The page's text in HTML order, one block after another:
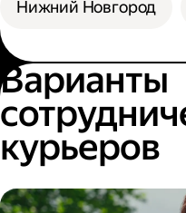
Нижний Новгород
Варианты
курьеров